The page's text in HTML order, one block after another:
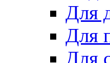
Для
Для
Для